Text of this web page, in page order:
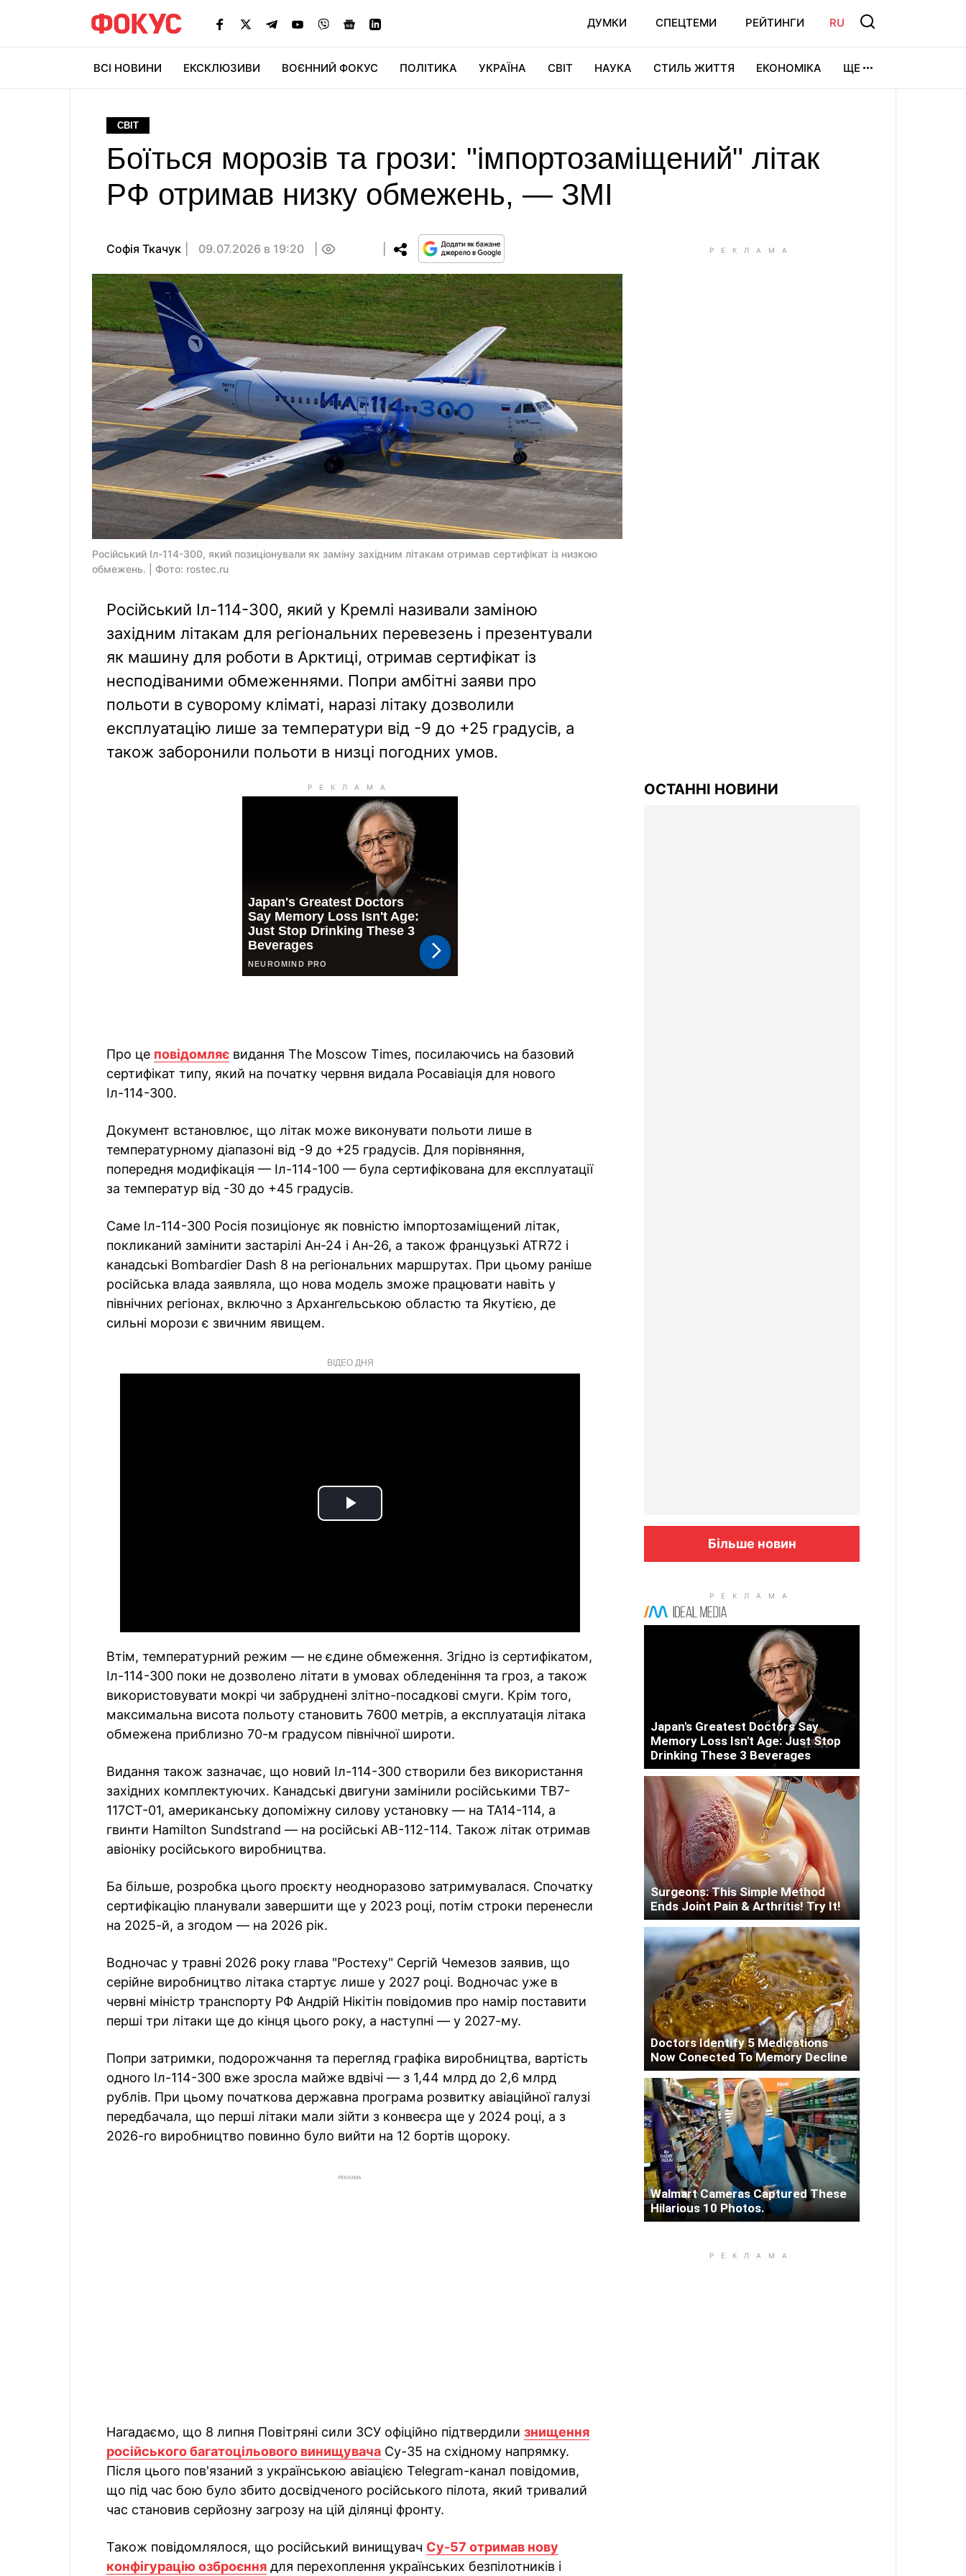
ДУМКИ СПЕЦТЕМИ РЕЙТИНГИ RU
ВСІ НОВИНИ ЕКСКЛЮЗИВИ ВОЄННИЙ ФОКУС ПОЛІТИКА УКРАЇНА СВІТ НАУКА СТИЛЬ ЖИТТЯ ЕКОНОМІКА ЩЕ
СВІТ
Боїться морозів та грози: "імпортозаміщений" літак
РФ отримав низку обмежень, — ЗМІ
Софія Ткачук 09.07.2026 в 19:20
Російський Іл-114-300, який позиціонували як заміну західним літакам отримав сертифікат із низкою
обмежень. | Фото: rostec.ru
Російський Іл-114-300, який у Кремлі називали заміною
західним літакам для регіональних перевезень і презентували
як машину для роботи в Арктиці, отримав сертифікат із
несподіваними обмеженнями. Попри амбітні заяви про
польоти в суворому кліматі, наразі літаку дозволили
експлуатацію лише за температури від -9 до +25 градусів, а
також заборонили польоти в низці погодних умов.
Про це повідомляє видання The Moscow Times, посилаючись на базовий
сертифікат типу, який на початку червня видала Росавіація для нового
Іл-114-300.
Документ встановлює, що літак може виконувати польоти лише в
температурному діапазоні від -9 до +25 градусів. Для порівняння,
попередня модифікація — Іл-114-100 — була сертифікована для експлуатації
за температур від -30 до +45 градусів.
Саме Іл-114-300 Росія позиціонує як повністю імпортозаміщений літак,
покликаний замінити застарілі Ан-24 і Ан-26, а також французькі ATR72 і
канадські Bombardier Dash 8 на регіональних маршрутах. При цьому раніше
російська влада заявляла, що нова модель зможе працювати навіть у
північних регіонах, включно з Архангельською областю та Якутією, де
сильні морози є звичним явищем.
ВІДЕО ДНЯ
Play
Втім, температурний режим — не єдине обмеження. Згідно із сертифікатом,
Іл-114-300 поки не дозволено літати в умовах обледеніння та гроз, а також
використовувати мокрі чи забруднені злітно-посадкові смуги. Крім того,
максимальна висота польоту становить 7600 метрів, а експлуатація літака
обмежена приблизно 70-м градусом північної широти.
Видання також зазначає, що новий Іл-114-300 створили без використання
західних комплектуючих. Канадські двигуни замінили російськими ТВ7-
117СТ-01, американську допоміжну силову установку — на ТА14-114, а
гвинти Hamilton Sundstrand — на російські АВ-112-114. Також літак отримав
авіоніку російського виробництва.
Ба більше, розробка цього проєкту неодноразово затримувалася. Спочатку
сертифікацію планували завершити ще у 2023 році, потім строки перенесли
на 2025-й, а згодом — на 2026 рік.
Водночас у травні 2026 року глава "Ростеху" Сергій Чемезов заявив, що
серійне виробництво літака стартує лише у 2027 році. Водночас уже в
червні міністр транспорту РФ Андрій Нікітін повідомив про намір поставити
перші три літаки ще до кінця цього року, а наступні — у 2027-му.
Попри затримки, подорожчання та перегляд графіка виробництва, вартість
одного Іл-114-300 вже зросла майже вдвічі — з 1,44 млрд до 2,6 млрд
рублів. При цьому початкова державна програма розвитку авіаційної галузі
передбачала, що перші літаки мали зійти з конвеєра ще у 2024 році, а з
2026-го виробництво повинно було вийти на 12 бортів щороку.
РЕКЛАМА
Нагадаємо, що 8 липня Повітряні сили ЗСУ офіційно підтвердили знищення
російського багатоцільового винищувача Су-35 на східному напрямку.
Після цього пов'язаний з українською авіацією Telegram-канал повідомив,
що під час бою було збито досвідченого російського пілота, який тривалий
час становив серйозну загрозу на цій ділянці фронту.
Також повідомлялося, що російський винищувач Су-57 отримав нову
конфігурацію озброєння для перехоплення українських безпілотників і
ОСТАННІ НОВИНИ
Більше новин
Japan's Greatest Doctors Say
Memory Loss Isn't Age: Just Stop
Drinking These 3 Beverages
Surgeons: This Simple Method
Ends Joint Pain & Arthritis! Try It!
Doctors Identify 5 Medications
Now Conected To Memory Decline
Walmart Cameras Captured These
Hilarious 10 Photos.